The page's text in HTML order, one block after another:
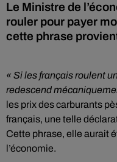
Le Ministre de
rouler pour payer
cette phrase
« Si les français roulent
redescend
les prix des carburants
français, une telle
Cette phrase, elle aurait
l’économie.